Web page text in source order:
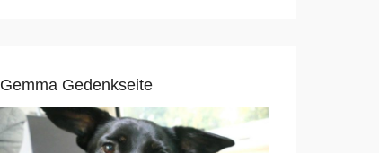
Gemma Gedenkseite